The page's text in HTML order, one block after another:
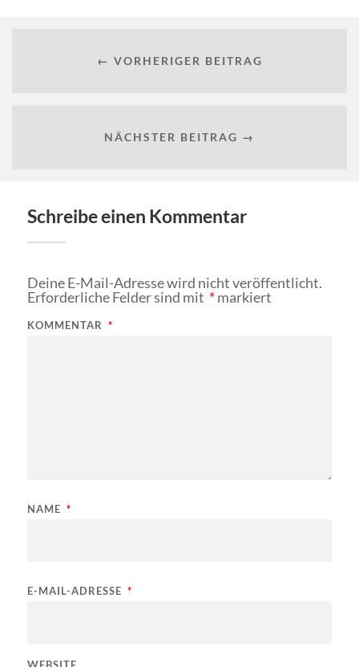
← VORHERIGER BEITRAG
NÄCHSTER BEITRAG →
Schreibe einen Kommentar
Deine E-Mail-Adresse wird nicht veröffentlicht.
Erforderliche Felder sind mit *markiert
KOMMENTAR *
NAME *
E-MAIL-ADRESSE *